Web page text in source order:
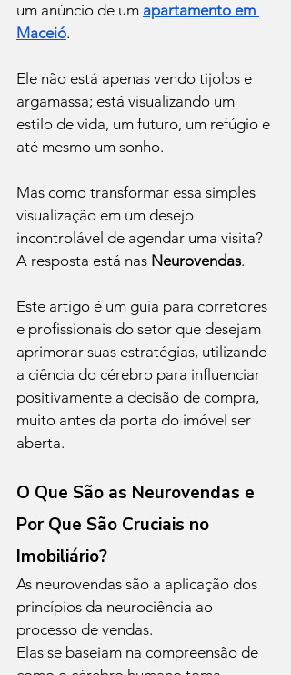
um anúncio de um apartamento em
Maceió.
Ele não está apenas vendo tijolos e
argamassa; está visualizando um
estilo de vida, um futuro, um refúgio e
até mesmo um sonho.
Mas como transformar essa simples
visualização em um desejo
incontrolável de agendar uma visita?
A resposta está nas Neurovendas.
Este artigo é um guia para corretores
e profissionais do setor que desejam
aprimorar suas estratégias, utilizando
a ciência do cérebro para influenciar
positivamente a decisão de compra,
muito antes da porta do imóvel ser
aberta.
O Que São as Neurovendas e
Por Que São Cruciais no
Imobiliário?
As neurovendas são a aplicação dos
princípios da neurociência ao
processo de vendas.
Elas se baseiam na compreensão de